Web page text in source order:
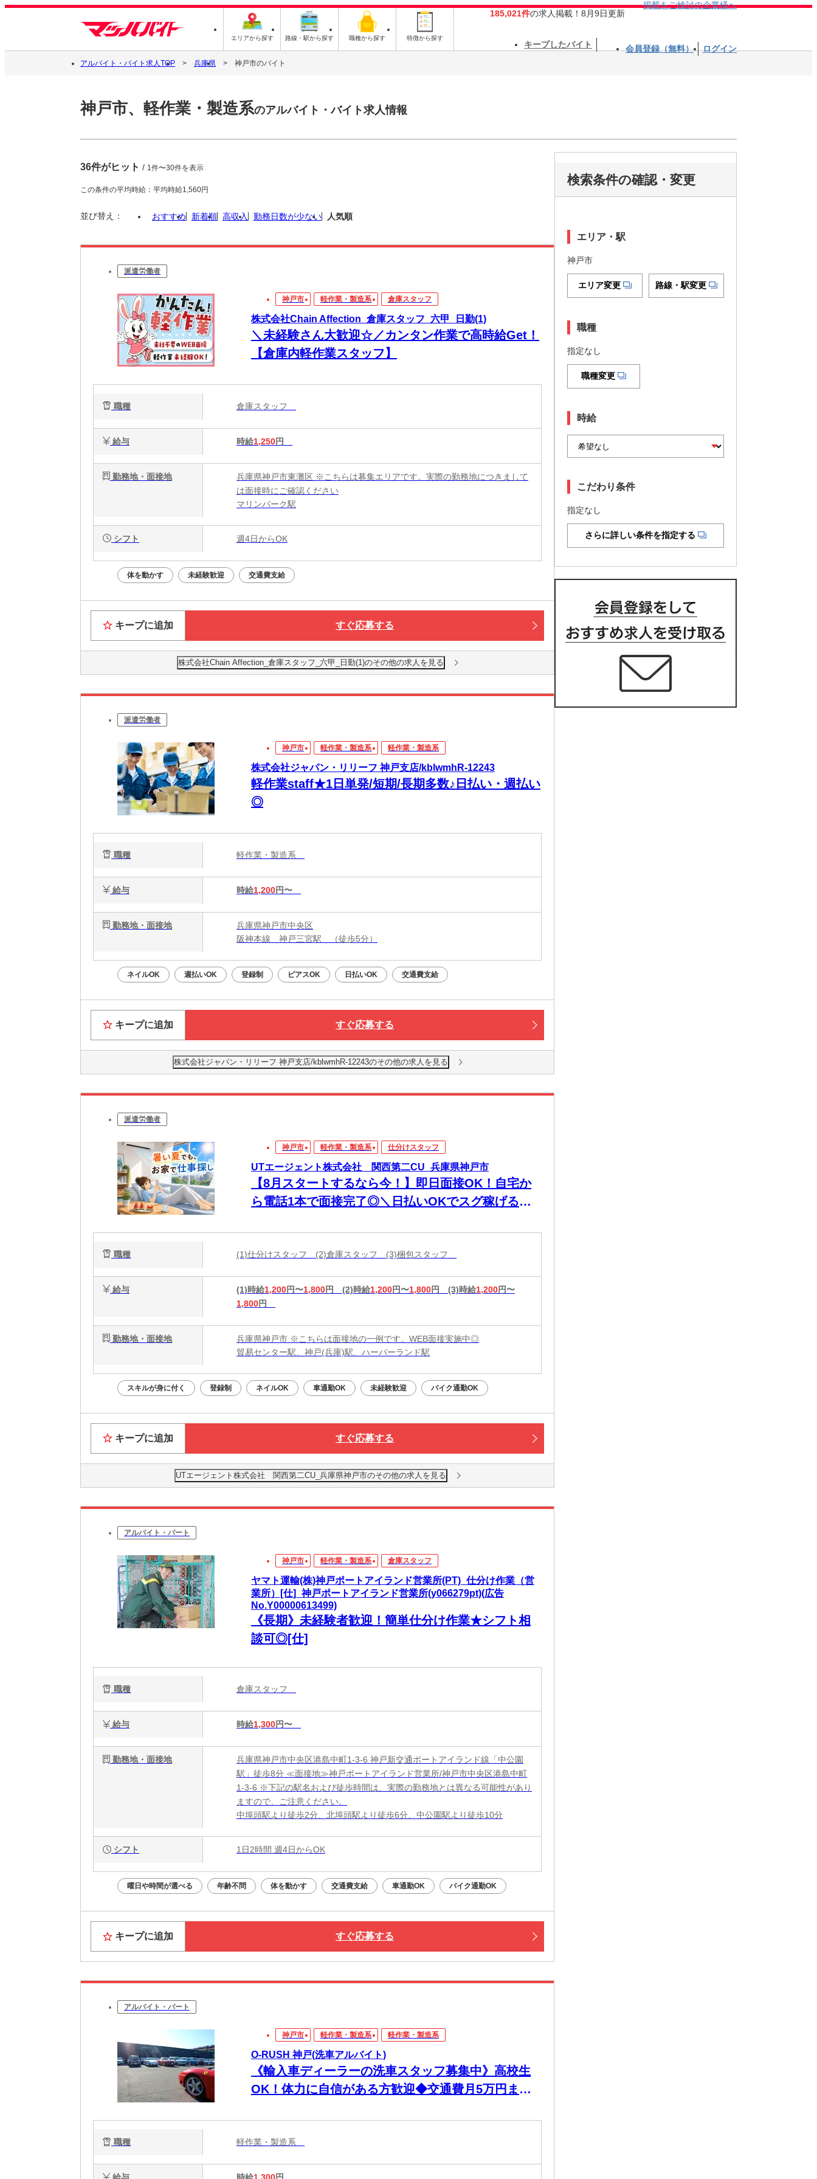
エリアから探す 路線・駅から探す 職種から探す 特徴から探す
185,021件の求人掲載！8月9日更新
掲載をご検討の企業様へ
キープしたバイト 会員登録（無料） ログイン
アルバイト・バイト求人TOP 兵庫県 神戸市のバイト
神戸市、軽作業・製造系のアルバイト・バイト求人情報
36件がヒット / 1件〜30件を表示
この条件の平均時給：平均時給1,560円
並び替え： おすすめ 新着順 高収入 勤務日数が少ない 人気順
派遣労働者
神戸市 軽作業・製造系 倉庫スタッフ
株式会社Chain Affection_倉庫スタッフ_六甲_日勤(1)
＼未経験さん大歓迎☆／カンタン作業で高時給Get！
【倉庫内軽作業スタッフ】
職種 倉庫スタッフ
給与 時給1,250円
勤務地・面接地
兵庫県神戸市東灘区 ※こちらは募集エリアです。実際の勤務地につきまして
は面接時にご確認ください
マリンパーク駅
シフト 週4日からOK
体を動かす 未経験歓迎 交通費支給
キープに追加 すぐ応募する
株式会社Chain Affection_倉庫スタッフ_六甲_日勤(1)のその他の求人を見る
派遣労働者
神戸市 軽作業・製造系 軽作業・製造系
株式会社ジャパン・リリーフ 神戸支店/kblwmhR-12243
軽作業staff★1日単発/短期/長期多数♪日払い・週払い
◎
職種 軽作業・製造系
給与 時給1,200円〜
勤務地・面接地
兵庫県神戸市中央区
阪神本線 神戸三宮駅 （徒歩5分）
ネイルOK 週払いOK 登録制 ピアスOK 日払いOK 交通費支給
キープに追加 すぐ応募する
株式会社ジャパン・リリーフ 神戸支店/kblwmhR-12243のその他の求人を見る
派遣労働者
神戸市 軽作業・製造系 仕分けスタッフ
UTエージェント株式会社 関西第二CU_兵庫県神戸市
【8月スタートするなら今！】即日面接OK！自宅か
ら電話1本で面接完了◎＼日払いOKでスグ稼げる／
職種 (1)仕分けスタッフ (2)倉庫スタッフ (3)梱包スタッフ
給与 (1)時給1,200円〜1,800円 (2)時給1,200円〜1,800円 (3)時給1,200円〜
1,800円
勤務地・面接地
兵庫県神戸市 ※こちらは面接地の一例です。WEB面接実施中◎
貿易センター駅、神戸(兵庫)駅、ハーバーランド駅
スキルが身に付く 登録制 ネイルOK 車通勤OK 未経験歓迎 バイク通勤OK
キープに追加 すぐ応募する
UTエージェント株式会社 関西第二CU_兵庫県神戸市のその他の求人を見る
アルバイト・パート
神戸市 軽作業・製造系 倉庫スタッフ
ヤマト運輸(株)神戸ポートアイランド営業所(PT)_仕分け作業（営
業所）[仕]_神戸ポートアイランド営業所(y066279pt)(広告
No.Y00000613499)
《長期》未経験者歓迎！簡単仕分け作業★シフト相
談可◎[仕]
職種 倉庫スタッフ
給与 時給1,300円〜
勤務地・面接地
兵庫県神戸市中央区港島中町1-3-6 神戸新交通ポートアイランド線「中公園
駅」徒歩8分 ≪面接地≫神戸ポートアイランド営業所/神戸市中央区港島中町
1-3-6 ※下記の駅名および徒歩時間は、実際の勤務地とは異なる可能性があり
ますので、ご注意ください。
中埠頭駅より徒歩2分、北埠頭駅より徒歩6分、中公園駅より徒歩10分
シフト 1日2時間 週4日からOK
曜日や時間が選べる 年齢不問 体を動かす 交通費支給 車通勤OK バイク通勤OK
キープに追加 すぐ応募する
アルバイト・パート
神戸市 軽作業・製造系 軽作業・製造系
O-RUSH 神戸(洗車アルバイト)
《輸入車ディーラーの洗車スタッフ募集中》高校生
OK！体力に自信がある方歓迎◆交通費月5万円まで
職種 軽作業・製造系
検索条件の確認・変更
エリア・駅
神戸市
エリア変更 路線・駅変更
職種
指定なし
職種変更
時給
こだわり条件
指定なし
さらに詳しい条件を指定する